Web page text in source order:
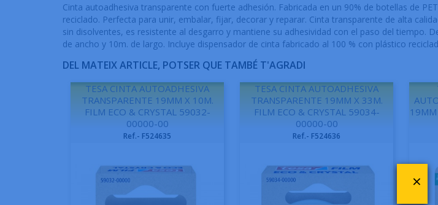
Cinta autoadhesiva transparente con fuerte adhesión. Fabricada en un 90% de botellas de
reciclado. Perfecta para unir, embalar, fijar, decorar y reparar. Cinta transparente de alta
sin disolventes, es resistente al desgarro y mantiene su adhesividad con el paso del tiempo.
de ancho y 10m. de largo. Incluye dispensador de cinta fabricado al 100 % con plástico
DEL MATEIX ARTICLE, POTSER QUE TAMBÉ T'AGRADI
TESA CINTA AUTOADHESIVA
TRANSPARENTE 19MM X 10M.
FILM ECO & CRYSTAL 59032-
00000-00
Ref.- F524635
TESA CINTA AUTOADHESIVA
TRANSPARENTE 19MM X 33M.
FILM ECO & CRYSTAL 59034-
00000-00
Ref.- F524636
19MM
×